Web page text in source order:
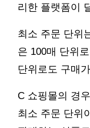
리한 플랫폼이
최소 주문 단위
은 100매 단위
단위로도 구매
C 쇼핑몰의 경
최소 주문 단위